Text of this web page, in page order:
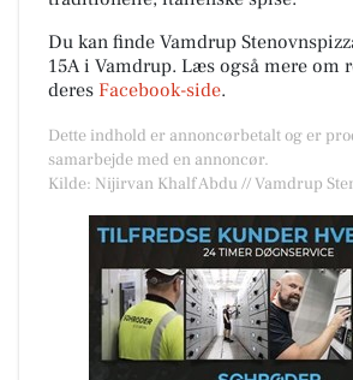
Du kan finde Vamdrup
15A i Vamdrup. Læs også mere om
deres Facebook-side.
Dette indhold er annoncørbetalt og er
samarbejde med en annoncør.
Kilde: Nijirvan Khalf Abdu // Vamdrup